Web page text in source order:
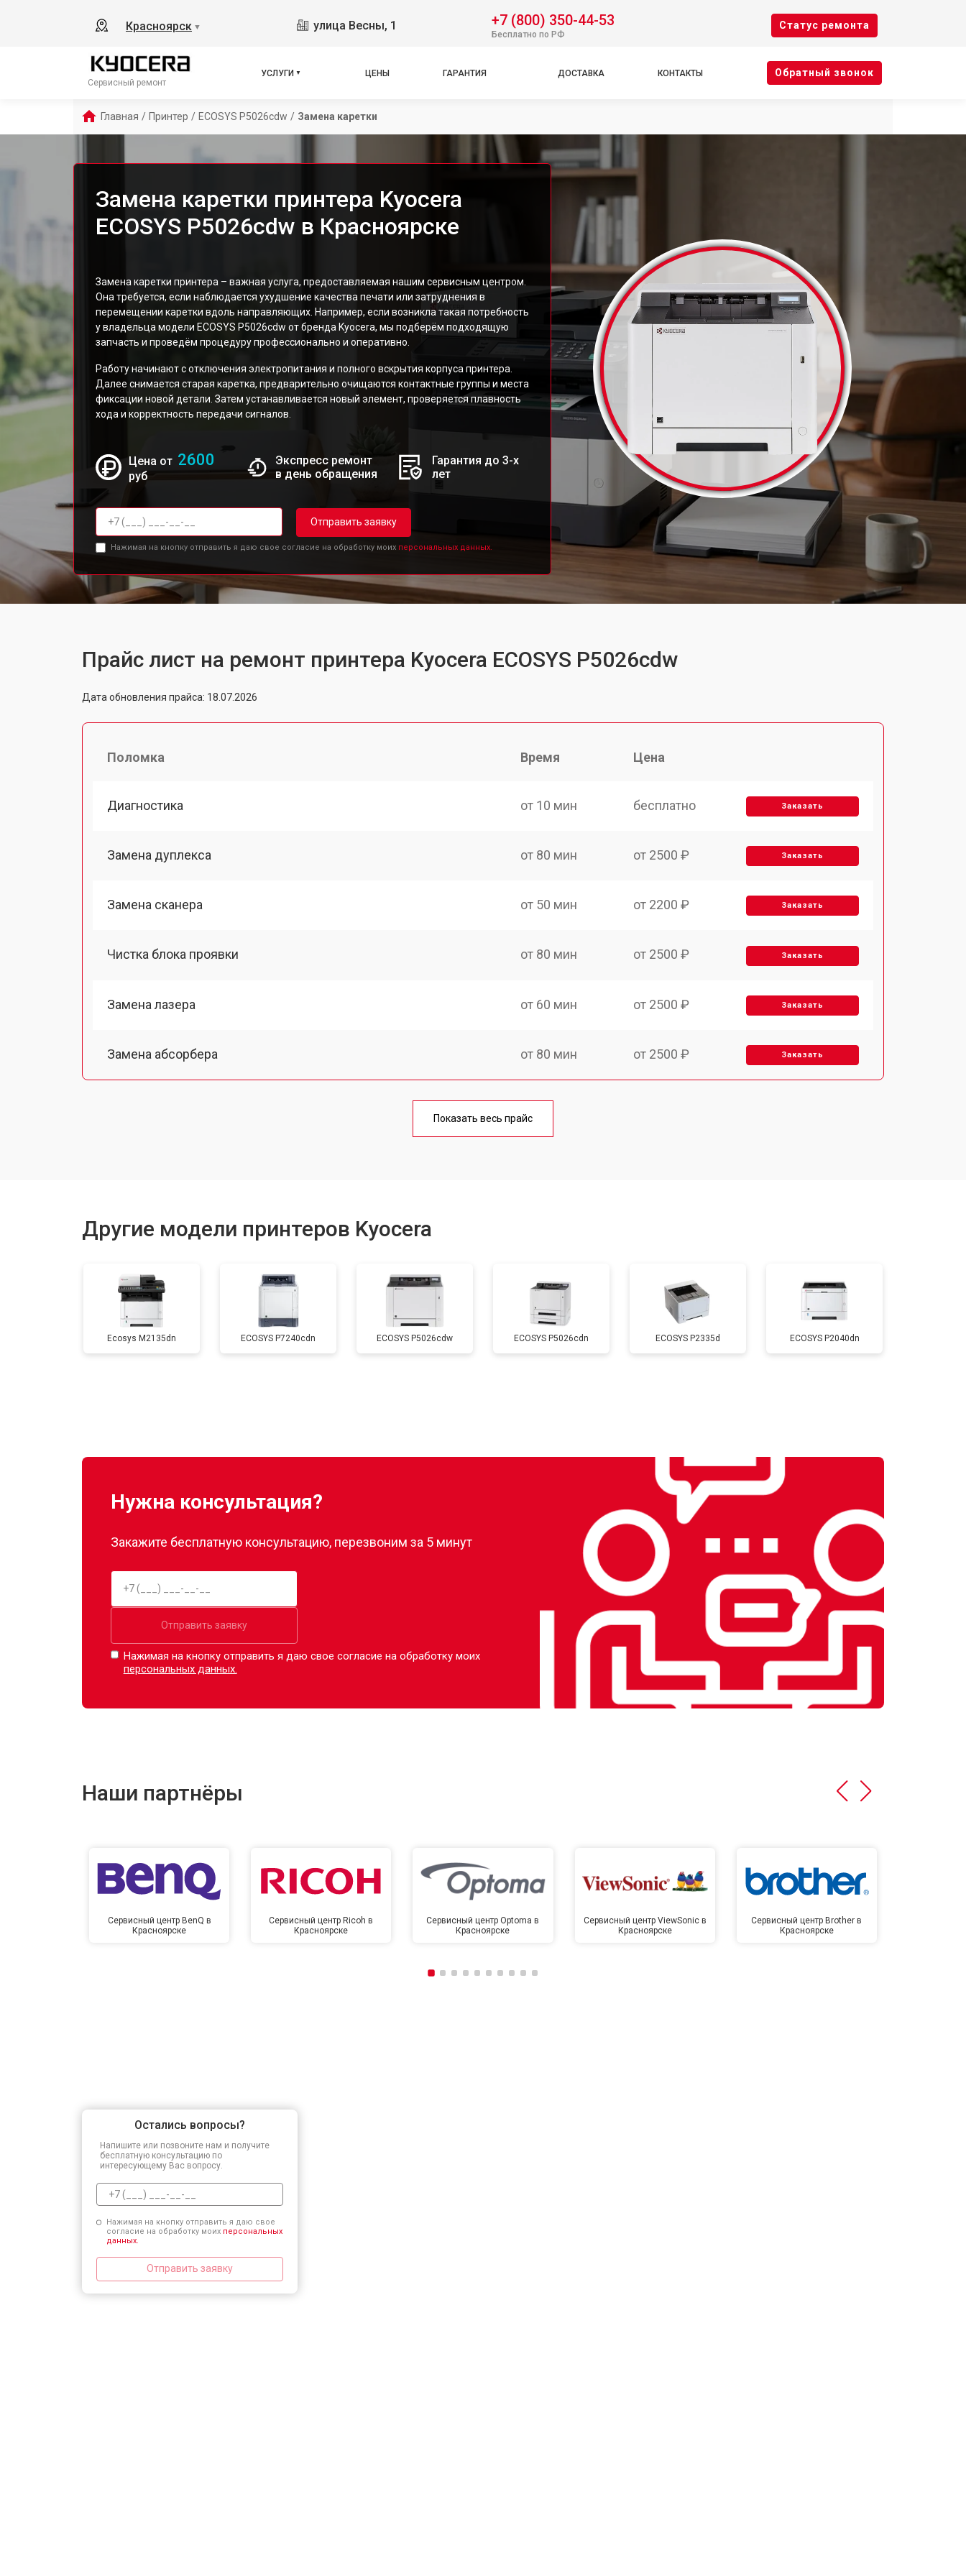
Красноярск ▼ улица Весны, 1 +7 (800) 350-44-53
Бесплатно по РФ
Cтатус ремонта
Сервисный ремонт
УСЛУГИ ЦЕНЫ ГАРАНТИЯ ДОСТАВКА КОНТАКТЫ Oбратный звонок
Главная / Принтер / ECOSYS P5026cdw / Замена каретки
Замена каретки принтера Kyocera
ECOSYS P5026cdw в Красноярске
Замена каретки принтера – важная услуга, предоставляемая нашим сервисным центром.
Она требуется, если наблюдается ухудшение качества печати или затруднения в
перемещении каретки вдоль направляющих. Например, если возникла такая потребность
у владельца модели ECOSYS P5026cdw от бренда Kyocera, мы подберём подходящую
запчасть и проведём процедуру профессионально и оперативно.
Работу начинают с отключения электропитания и полного вскрытия корпуса принтера.
Далее снимается старая каретка, предварительно очищаются контактные группы и места
фиксации новой детали. Затем устанавливается новый элемент, проверяется плавность
хода и корректность передачи сигналов.
Цена от 2600
руб
Экспресс ремонт
в день обращения
Гарантия до 3-х
лет
Отправить заявку
Нажимая на кнопку отправить я даю свое согласие на обработку моих персональных данных.
Прайс лист на ремонт принтера Kyocera ECOSYS P5026cdw
Дата обновления прайса: 18.07.2026
Поломка Время Цена
Диагностика от 10 мин бесплатно Заказать
Замена дуплекса от 80 мин от 2500 ₽ Заказать
Замена сканера от 50 мин от 2200 ₽ Заказать
Чистка блока проявки от 80 мин от 2500 ₽ Заказать
Замена лазера от 60 мин от 2500 ₽ Заказать
Замена абсорбера от 80 мин от 2500 ₽ Заказать
от 70 мин
Замена печатной головки от 60 мин от 2500 ₽
Замена Wi-Fi от 50 мин от 1800 ₽ Заказать
Показать весь прайс
Другие модели принтеров Kyocera
Ecosys M2135dn ECOSYS P7240cdn ECOSYS P5026cdw ECOSYS P5026cdn ECOSYS P2335d ECOSYS P2040dn
Нужна консультация?
Закажите бесплатную консультацию, перезвоним за 5 минут
Отправить заявку
Нажимая на кнопку отправить я даю свое согласие на обработку моих
персональных данных.
Наши партнёры
Сервисный центр BenQ в
Красноярске
Сервисный центр Ricoh в
Красноярске
Сервисный центр Optoma в
Красноярске
Сервисный центр ViewSonic в
Красноярске
Сервисный центр Brother в
Красноярске
Остались вопросы?
Напишите или позвоните нам и получите
бесплатную консультацию по
интересующему Вас вопросу.
Нажимая на кнопку отправить я даю свое
согласие на обработку моих персональных
данных.
Отправить заявку